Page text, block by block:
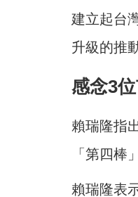
建立起台
升級的推
感念3
賴瑞隆指
「第四棒
賴瑞隆表